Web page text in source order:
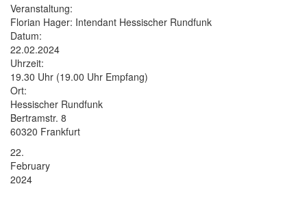
Veranstaltung:
Florian Hager: Intendant Hessischer Rundfunk
Datum:
22.02.2024
Uhrzeit:
19.30 Uhr (19.00 Uhr Empfang)
Ort:
Hessischer Rundfunk
Bertramstr. 8
60320 Frankfurt
22.
February
2024